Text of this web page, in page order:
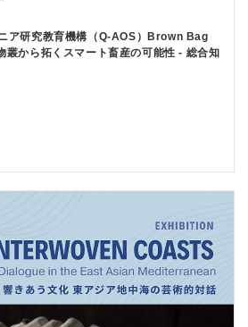
ア研究教育機構（Q-AOS）Brown Bag
から拓くスマート畜産の可能性 - 総合知